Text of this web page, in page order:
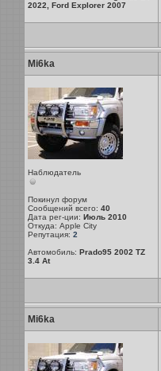
2022, Ford Explorer 2007
Mi6ka
Наблюдатель
Покинул форум
Сообщений всего: 40
Дата рег-ции: Июль 2010
Откуда: Apple City
Репутация: 2
Автомобиль: Prado95 2002 TZ
3.4 At
Mi6ka